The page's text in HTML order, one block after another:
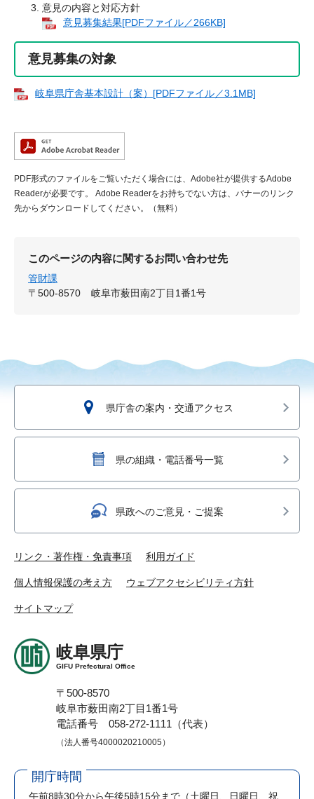
意見の内容と対応方針
意見募集結果[PDFファイル／266KB]
意見募集の対象
岐阜県庁舎基本設計（案）[PDFファイル／3.1MB]
PDF形式のファイルをご覧いただく場合には、Adobe社が提供するAdobe
Readerが必要です。
Adobe Readerをお持ちでない方は、バナーのリンク
先からダウンロードしてください。（無料）
このページの内容に関するお問い合わせ先
管財課
〒500-8570
岐阜市薮田南2丁目1番1号
県庁舎の案内・交通アクセス
県の組織・電話番号一覧
県政へのご意見・ご提案
リンク・著作権・免責事項 利用ガイド
個人情報保護の考え方 ウェブアクセシビリティ方針
サイトマップ
岐阜県庁
GIFU Prefectural Office
〒500-8570
岐阜市薮田南2丁目1番1号
電話番号 058-272-1111（代表）
（法人番号4000020210005）
開庁時間
午前8時30分から午後5時15分まで （土曜日、日曜日、祝